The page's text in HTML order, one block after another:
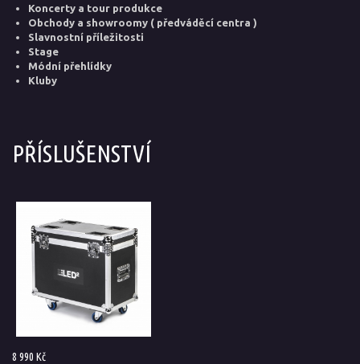
Koncerty a tour produkce
Obchody a showroomy ( předváděcí centra )
Slavnostní příležitosti
Stage
Módní přehlídky
Kluby
PŘÍSLUŠENSTVÍ
8 990 Kč